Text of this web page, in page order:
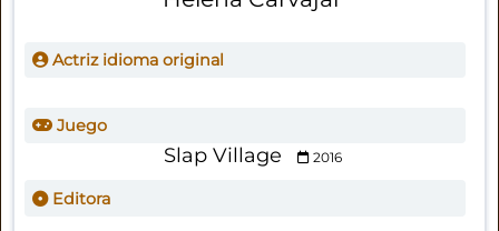
Actriz idioma original
Juego
Slap Village 2016
Editora